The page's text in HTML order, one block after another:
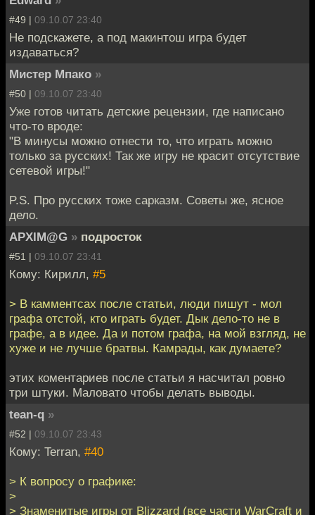
#49 | 09.10.07 23:40
Не подскажете, а под макинтош игра будет
издаваться?
Мистер Мпако »
#50 | 09.10.07 23:40
Уже готов читать детские рецензии, где написано
что-то вроде:
"В минусы можно отнести то, что играть можно
только за русских! Так же игру не красит отсутствие
сетевой игры!"
P.S. Про русских тоже сарказм. Советы же, ясное
дело.
APXIM@G » подросток
#51 | 09.10.07 23:41
Кому: Кирилл, #5
> В камментсах после статьи, люди пишут - мол
графа отстой, кто играть будет. Дык дело-то не в
графе, а в идее. Да и потом графа, на мой взгляд, не
хуже и не лучше братвы. Камрады, как думаете?
этих коментариев после статьи я насчитал ровно
три штуки. Маловато чтобы делать выводы.
tean-q »
#52 | 09.10.07 23:43
Кому: Terran, #40
> К вопросу о графике:
>
> Знаменитые игры от Blizzard (все части WarCraft и